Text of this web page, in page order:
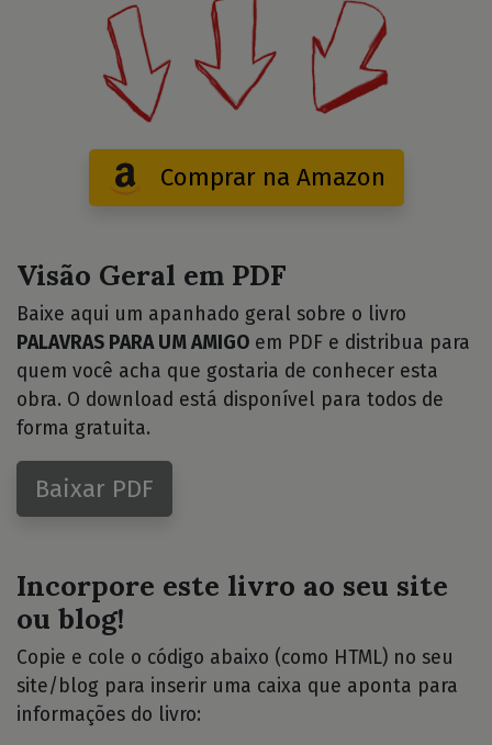
Comprar na Amazon
Visão Geral em PDF
Baixe aqui um apanhado geral sobre o livro
PALAVRAS PARA UM AMIGO em PDF e distribua para
quem você acha que gostaria de conhecer esta
obra. O download está disponível para todos de
forma gratuita.
Baixar PDF
Incorpore este livro ao seu site
ou blog!
Copie e cole o código abaixo (como HTML) no seu
site/blog para inserir uma caixa que aponta para
informações do livro: